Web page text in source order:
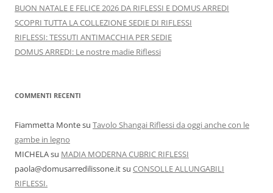
BUON NATALE E FELICE 2026 DA RIFLESSI E DOMUS ARREDI
SCOPRI TUTTA LA COLLEZIONE SEDIE DI RIFLESSI
RIFLESSI: TESSUTI ANTIMACCHIA PER SEDIE
DOMUS ARREDI: Le nostre madie Riflessi
COMMENTI RECENTI
Fiammetta Montesu Tavolo Shangai Riflessi da oggi anche con le
gambe in legno
MICHELAsu MADIA MODERNA CUBRIC RIFLESSI
paola@domusarredilissone.itsu CONSOLLE ALLUNGABILI
RIFLESSI.